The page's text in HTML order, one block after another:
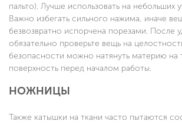
пальто). Лучше использовать на небольших
Важно избегать сильного нажима, иначе
безвозвратно испорчена порезами. После
обязательно проверьте вещь на
безопасности можно натянуть материю на
поверхность перед началом работы.
НОЖНИЦЫ
Также катышки на ткани часто пытаются